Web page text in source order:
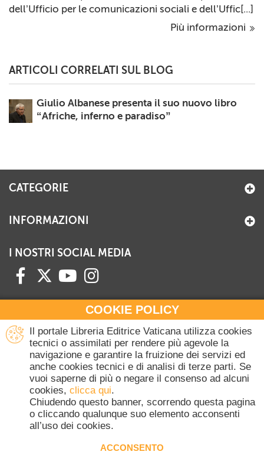
dell’Ufficio per le comunicazioni sociali e dell’Uffic[...]
Più informazioni
ARTICOLI CORRELATI SUL BLOG
Giulio Albanese presenta il suo nuovo libro
“Afriche, inferno e paradiso”
COOKIE POLICY
Il portale Libreria Editrice Vaticana utilizza cookies
tecnici o assimilati per rendere più agevole la
navigazione e garantire la fruizione dei servizi ed
anche cookies tecnici e di analisi di terze parti. Se
vuoi saperne di più o negare il consenso ad alcuni
cookies, clicca qui.
Chiudendo questo banner, scorrendo questa pagina
o cliccando qualunque suo elemento acconsenti
all’uso dei cookies.
ACCONSENTO
CATEGORIE
INFORMAZIONI
I NOSTRI SOCIAL MEDIA
HAI BISOGNO DI INFORMAZIONI?
Contattaci all'Ufficio Commerciale
+39 06 698 45780
Lunedì-Giovedì 8-16.30
Venerdì 8-14
(Escluse festività Vaticane)
Vaticana - Tutti i diritti riservati.